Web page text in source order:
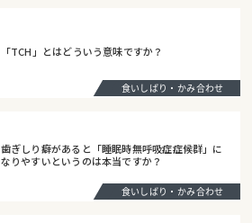
「TCH」とはどういう意味ですか？
食いしばり・かみ合わせ
歯ぎしり癖があると「睡眠時無呼吸症症候群」に
なりやすいというのは本当ですか？
食いしばり・かみ合わせ